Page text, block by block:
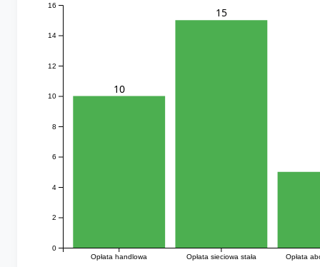
Opłata handlowa Opłata sieciowa stała Opłata
0
2
4
6
8
10
12
14
16
10
15